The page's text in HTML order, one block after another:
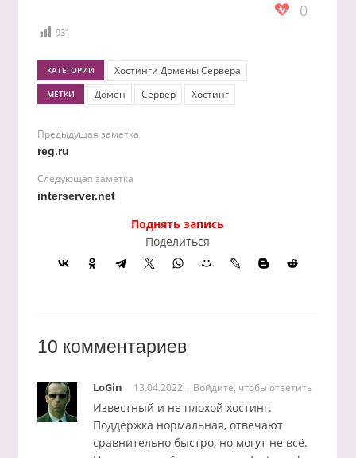
0
931
КАТЕГОРИИ Хостинги Домены Сервера
МЕТКИ Домен Сервер Хостинг
Предыдущая заметка
reg.ru
Следующая заметка
interserver.net
Поднять запись
Поделиться
10 комментариев
LoGin 13.04.2022 Войдите, чтобы ответить
Известный и не плохой хостинг.
Поддержка нормальная, отвечают
сравнительно быстро, но могут не всё.